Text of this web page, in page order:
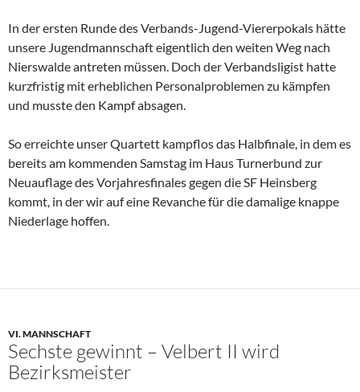
In der ersten Runde des Verbands-Jugend-Viererpokals hätte
unsere Jugendmannschaft eigentlich den weiten Weg nach
Nierswalde antreten müssen. Doch der Verbandsligist hatte
kurzfristig mit erheblichen Personalproblemen zu kämpfen
und musste den Kampf absagen.
So erreichte unser Quartett kampflos das Halbfinale, in dem es
bereits am kommenden Samstag im Haus Turnerbund zur
Neuauflage des Vorjahresfinales gegen die SF Heinsberg
kommt, in der wir auf eine Revanche für die damalige knappe
Niederlage hoffen.
VI. MANNSCHAFT
Sechste gewinnt – Velbert II wird
Bezirksmeister